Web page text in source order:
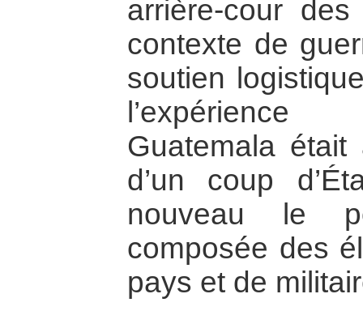
arrière-cour
contexte de
soutien
Guatemala
d’un coup
nouveau le
composée des
pays et de